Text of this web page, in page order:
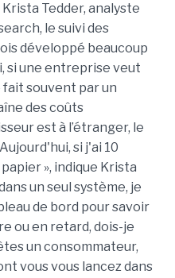
Tedder, analyste
le suivi des
développé beaucoup
si une entreprise veut
fait souvent par un
des coûts
est à l’étranger, le
si j'ai 10
», indique Krista
un seul système, je
de bord pour savoir
ou en retard, dois-je
un consommateur,
vous vous lancez dans